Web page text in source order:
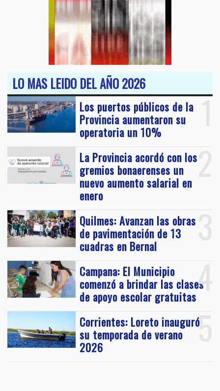
LO MAS LEIDO DEL AÑO 2026
1
Los puertos públicos de la
Provincia aumentaron su
operatoria un 10%
2
La Provincia acordó con los
gremios bonaerenses un
nuevo aumento salarial en
enero
3
Quilmes: Avanzan las obras
de pavimentación de 13
cuadras en Bernal
4
Campana: El Municipio
comenzó a brindar las clases
de apoyo escolar gratuitas
5
Corrientes: Loreto inauguró
su temporada de verano
2026